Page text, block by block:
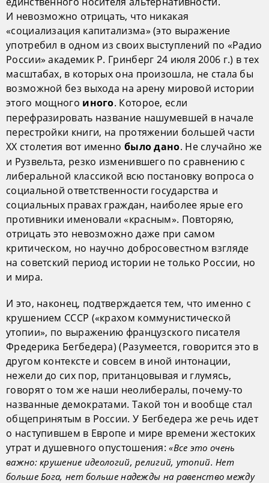
И невозможно отрицать, что никакая
«социализация капитализма» (это выражение
употребил в одном из своих выступлений по «Радио
России» академик Р. Гринберг 24 июля 2006 г.) в тех
масштабах, в которых она произошла, не стала бы
возможной без выхода на арену мировой истории
этого мощного иного. Которое, если
перефразировать название нашумевшей в начале
перестройки книги, на протяжении большей части
XX столетия вот именно было дано. Не случайно же
и Рузвельта, резко изменившего по сравнению с
либеральной классикой всю постановку вопроса о
социальной ответственности государства и
социальных правах граждан, наиболее ярые его
противники именовали «красным». Повторяю,
отрицать это невозможно даже при самом
критическом, но научно добросовестном взгляде
на советский период истории не только России, но
и мира.
И это, наконец, подтверждается тем, что именно с
крушением СССР («крахом коммунистической
утопии», по выражению французского писателя
Фредерика Бегбедера) (Разумеется, говорится это в
другом контексте и совсем в иной интонации,
нежели до сих пор, пританцовывая и глумясь,
говорят о том же наши неолибералы, почему-то
названные демократами. Такой тон и вообще стал
общепринятым в России. У Бегбедера же речь идет
о наступившем в Европе и мире времени жестоких
утрат и душевного опустошения:«Все это очень
важно: крушение идеологий, религий, утопий. Нет
больше Бога, нет больше надежды на равенство между